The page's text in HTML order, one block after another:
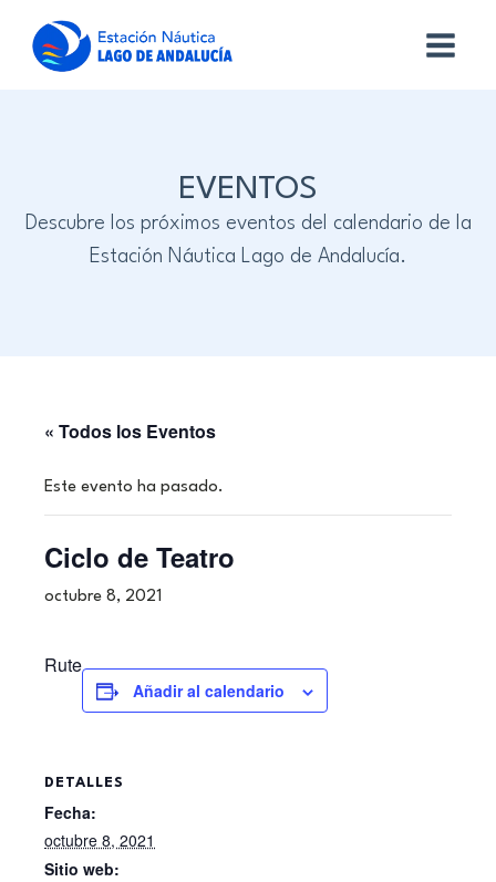
EVENTOS
Descubre los próximos eventos del calendario de la
Estación Náutica Lago de Andalucía.
« Todos los Eventos
Este evento ha pasado.
Ciclo de Teatro
octubre 8, 2021
Rute
Añadir al calendario
DETALLES
Fecha:
octubre 8, 2021
Sitio web: